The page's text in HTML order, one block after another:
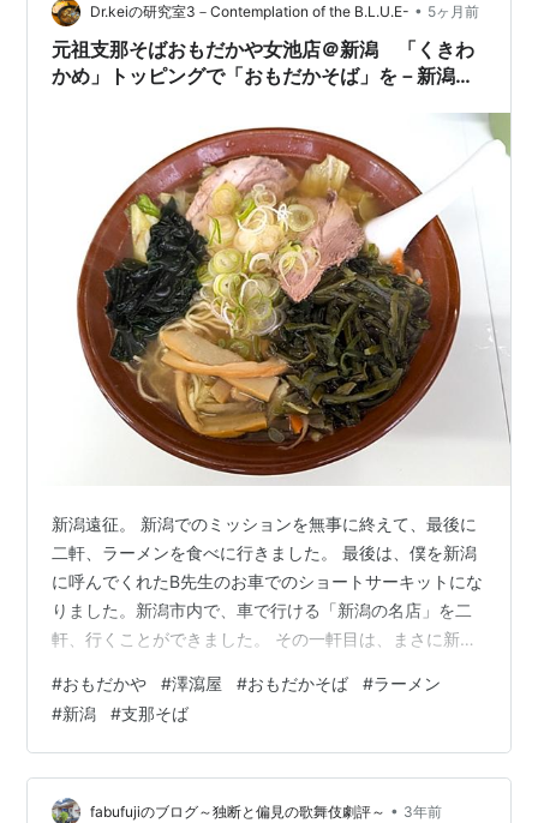
Dr.keiの研究室3－Contemplation of the B.L.U.E- • 5ヶ月前
元祖支那そばおもだかや女池店＠新潟 「くきわ
かめ」トッピングで「おもだかそば」を－新潟を
新潟遠征。 新潟でのミッションを無事に終えて、最後に
二軒、ラーメンを食べに行きました。 最後は、僕を新潟
に呼んでくれたB先生のお車でのショートサーキットにな
りました。新潟市内で、車で行ける「新潟の名店」を二
軒、行くことができました。 その一軒目は、まさに新潟
（本店？！）です。 おもだかや、聞いたことも結構いる
と思います。 かつて、神田に「おもだかや神田店」があ
ったこともありました。 ＞Man太郎さんのブログ記事は
こちら！ 僕もなんとなく店名は覚えていました。 が、こ
れまで来る機会はなく、ようやく女池店に来ることがで
#おもだかや #澤瀉屋 #おもだかそば #ラーメン
#新潟 #支那そば
fabufujiのブログ～独断と偏見の歌舞伎劇評～ • 3年前